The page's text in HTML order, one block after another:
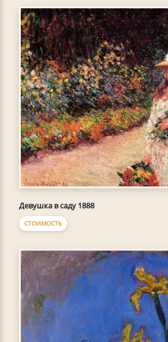
Девушка в саду 1888
СТОИМОСТЬ